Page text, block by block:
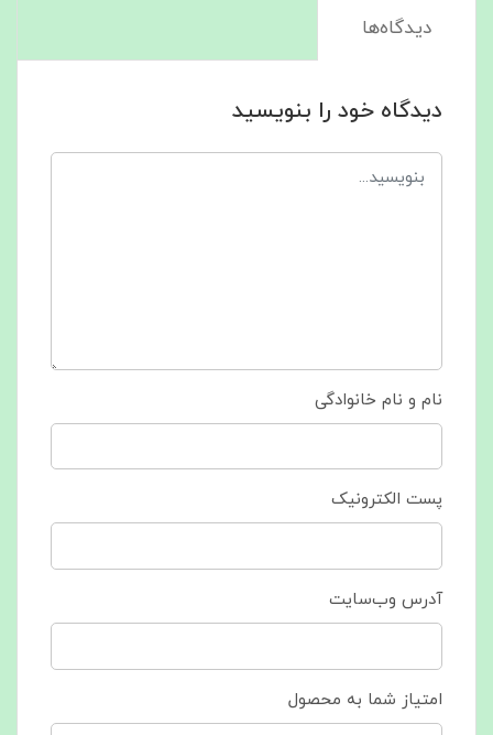
دیدگاه‌ها
دیدگاه خود را بنویسید
نام و نام خانوادگی
پست الکترونیک
آدرس وب‌سایت
امتیاز شما به محصول